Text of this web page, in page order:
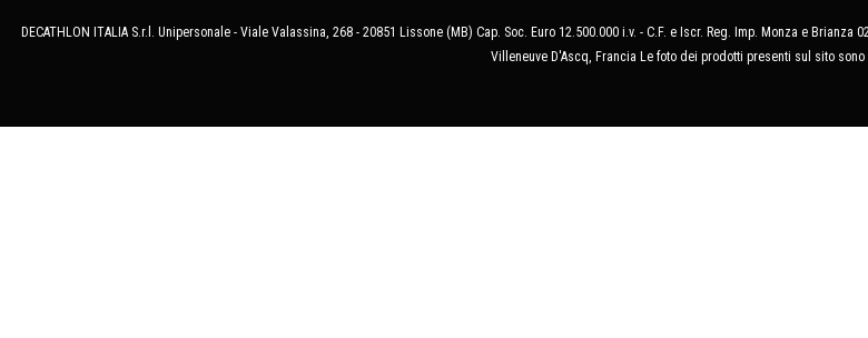
DECATHLON ITALIA S.r.l. Unipersonale - Viale Valassina, 268 - 20851 Lissone (MB) Cap. Soc. Euro 12.500.000 i.v. - C.F. e Iscr. Reg. Imp. Monza e Brianza
Villeneuve D'Ascq, Francia Le foto dei prodotti presenti sul sito